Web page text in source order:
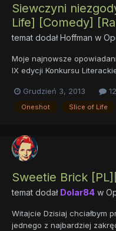
Siewczyni
Life] [Comedy]
temat dodałHoffman w
Moje najnowsze
IX edycji Konkursu
wydłużał, żeby go
Drodzy czytelnicy -
Grudzień 3, 2013
Oneshot Slice of Life
Sweetie Brick
temat dodał Dolar84 w
Witajcie Dzisiaj chciałbym
jednego z najbardziej